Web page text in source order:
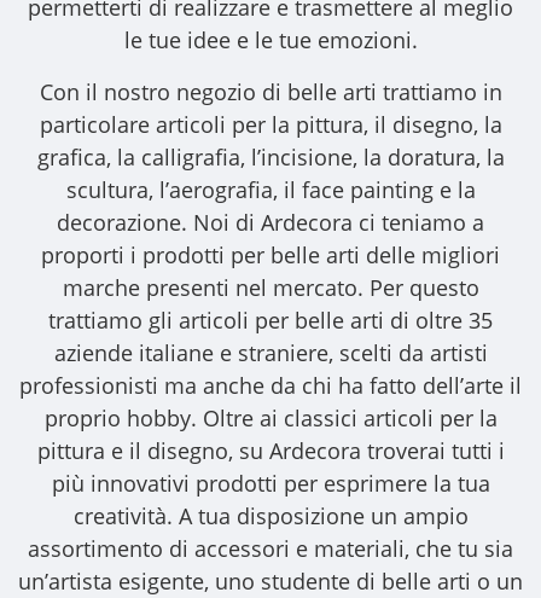
permetterti di realizzare e trasmettere al meglio
le tue idee e le tue emozioni.
Con il nostro negozio di belle arti trattiamo in
particolare articoli per la pittura, il disegno, la
grafica, la calligrafia, l’incisione, la doratura, la
scultura, l’aerografia, il face painting e la
decorazione. Noi di Ardecora ci teniamo a
proporti i prodotti per belle arti delle migliori
marche presenti nel mercato. Per questo
trattiamo gli articoli per belle arti di oltre 35
aziende italiane e straniere, scelti da artisti
professionisti ma anche da chi ha fatto dell’arte il
proprio hobby. Oltre ai classici articoli per la
pittura e il disegno, su Ardecora troverai tutti i
più innovativi prodotti per esprimere la tua
creatività. A tua disposizione un ampio
assortimento di accessori e materiali, che tu sia
un’artista esigente, uno studente di belle arti o un